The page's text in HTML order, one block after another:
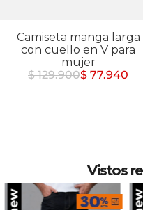
Camiseta manga larga
con cuello en V para
mujer
$ 129.900$ 77.940
Vistos